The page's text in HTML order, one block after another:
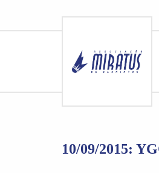
10/09/2015: